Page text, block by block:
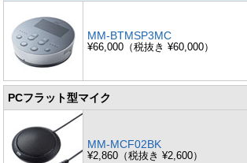
MM-BTMSP3MC
¥66,000（税抜き ¥60,000）
PCフラット型マイク
MM-MCF02BK
¥2,860（税抜き ¥2,600）